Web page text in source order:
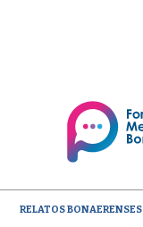
RELATOS BONAERENSES